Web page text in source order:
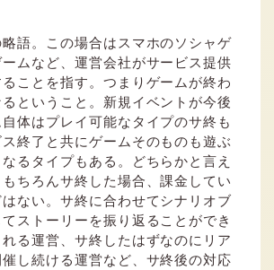
語。この場合はスマホのソシャゲ
ムなど、運営会社がサービス提供
ことを指す。つまりゲームが終わ
ということ。新規イベントが今後
体はプレイ可能なタイプのサ終も
終了と共にゲームそのものも遊ぶ
るタイプもある。どちらかと言え
ちろんサ終した場合、課金してい
ない。サ終に合わせてシナリオブ
ストーリーを振り返ることができ
る運営、サ終したはずなのにリア
し続ける運営など、サ終後の対応